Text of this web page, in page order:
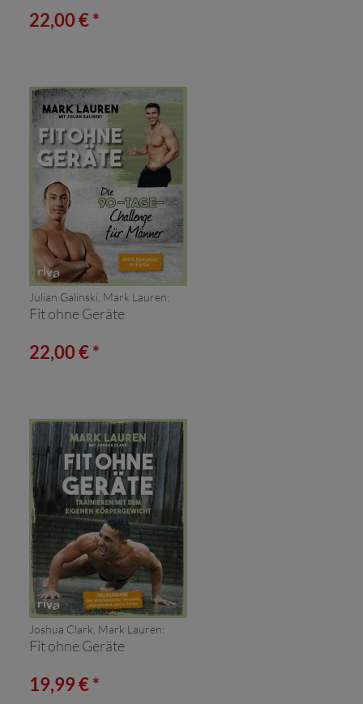
22,00 € *
Julian Galinski, Mark Lauren:
Fit ohne Geräte
22,00 € *
Joshua Clark, Mark Lauren:
Fit ohne Geräte
19,99 € *